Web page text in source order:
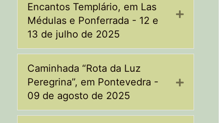
Encantos Templário, em Las
Médulas e Ponferrada - 12 e
13 de julho de 2025
Expand
Caminhada “Rota da Luz
Peregrina”, em Pontevedra -
09 de agosto de 2025
Expand